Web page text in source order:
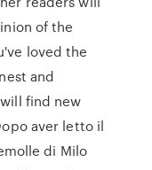
of the
loved the
and
find new
aver letto il
di Milo